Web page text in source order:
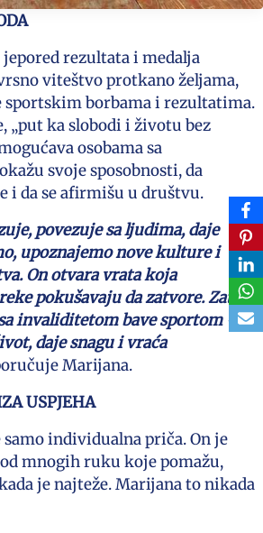
rezultata i medalja
viteštvo protkano željama,
sportskim borbama i rezultatima.
„put ka slobodi i životu bez
osobama sa
svoje sposobnosti, da
i da se afirmišu u društvu.
povezuje sa ljudima, daje
upoznajemo nove kulture i
On otvara vrata koja
pokušavaju da zatvore. Zato je
invaliditetom bave sportom –
daje snagu i vraća
Marijana.
USPJEHA
individualna priča. On je
mnogih ruku koje pomažu,
je najteže. Marijana to nikada